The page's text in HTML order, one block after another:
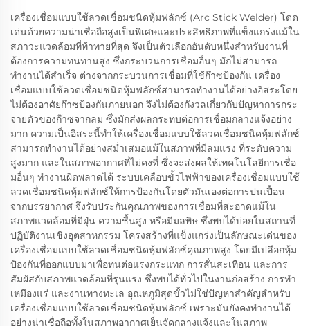
เครื่องเชื่อมแบบใช้ลวดเชื่อมชนิดหุ้มฟลักซ์ (Arc Stick Welder) โดด
เด่นด้วยความน่าเชื่อถือสูงเป็นพิเศษและประสิทธิภาพที่แข็งแกร่งแม้ใน
สภาวะแวดล้อมที่ท้าทายที่สุด จึงเป็นตัวเลือกอันดับหนึ่งสำหรับงานที่
ต้องการความทนทานสูง ซึ่งกระบวนการเชื่อมอื่นๆ มักไม่สามารถ
ทำงานได้สำเร็จ ต่างจากกระบวนการเชื่อมที่ใช้ก๊าซป้องกัน เครื่อง
เชื่อมแบบใช้ลวดเชื่อมชนิดหุ้มฟลักซ์สามารถทำงานได้อย่างอิสระโดย
ไม่ต้องอาศัยก๊าซป้องกันภายนอก จึงไม่ต้องกังวลเกี่ยวกับปัญหาการกระ
จายตัวของก๊าซจากลม ซึ่งมักส่งผลกระทบต่อการเชื่อมกลางแจ้งอย่าง
มาก ความเป็นอิสระนี้ทำให้เครื่องเชื่อมแบบใช้ลวดเชื่อมชนิดหุ้มฟลักซ์
สามารถทำงานได้อย่างสม่ำเสมอแม้ในสภาพที่มีลมแรง ที่ระดับความ
สูงมาก และในสภาพอากาศที่ไม่คงที่ ซึ่งจะส่งผลให้เทคโนโลยีการเชื่อ
มอื่นๆ ทำงานผิดพลาดได้ ระบบเคลือบขั้วไฟฟ้าของเครื่องเชื่อมแบบใช้
ลวดเชื่อมชนิดหุ้มฟลักซ์ให้การป้องกันโดยตัวมันเองต่อการปนเปื้อน
จากบรรยากาศ จึงรับประกันคุณภาพของการเชื่อมที่สะอาดแม้ใน
สภาพแวดล้อมที่มีฝุ่น ความชื้นสูง หรือมีมลพิษ ซึ่งพบได้บ่อยในสถานที่
ปฏิบัติงานเชิงอุตสาหกรรม โครงสร้างที่แข็งแกร่งเป็นลักษณะเด่นของ
เครื่องเชื่อมแบบใช้ลวดเชื่อมชนิดหุ้มฟลักซ์คุณภาพสูง โดยมีเปลือกหุ้ม
ป้องกันที่ออกแบบมาเพื่อทนต่อแรงกระแทก การสั่นสะเทือน และการ
สัมผัสกับสภาพแวดล้อมที่รุนแรง ซึ่งพบได้ทั่วไปในงานก่อสร้าง การทำ
เหมืองแร่ และงานทางทะเล อุณหภูมิสุดขั้วไม่ใช่ปัญหาสำคัญสำหรับ
เครื่องเชื่อมแบบใช้ลวดเชื่อมชนิดหุ้มฟลักซ์ เพราะมันยังคงทำงานได้
อย่างน่าเชื่อถือทั้งในสภาพอากาศเย็นจัดกลางแจ้งและในสภาพ